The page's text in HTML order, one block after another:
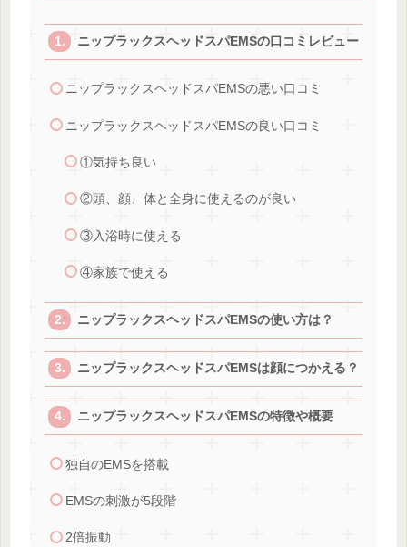
ニップラックスヘッドスパEMSの口コミレビュー
ニップラックスヘッドスパEMSの悪い口コミ
ニップラックスヘッドスパEMSの良い口コミ
①気持ち良い
②頭、顔、体と全身に使えるのが良い
③入浴時に使える
④家族で使える
ニップラックスヘッドスパEMSの使い方は？
ニップラックスヘッドスパEMSは顔につかえる？
ニップラックスヘッドスパEMSの特徴や概要
独自のEMSを搭載
EMSの刺激が5段階
2倍振動